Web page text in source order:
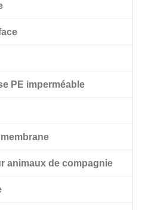
à haute adhérence Amk
double face pour film PET
face pour animaux de
rouge
PE imperméable
animaux de compagnie